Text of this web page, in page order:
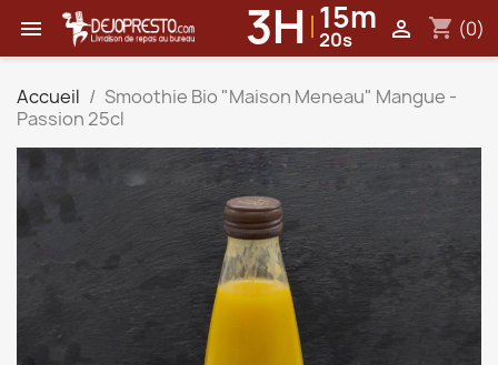
 shopping_cart (0)

3H 15m
20s
Accueil
Smoothie Bio "Maison Meneau" Mangue -
Passion 25cl